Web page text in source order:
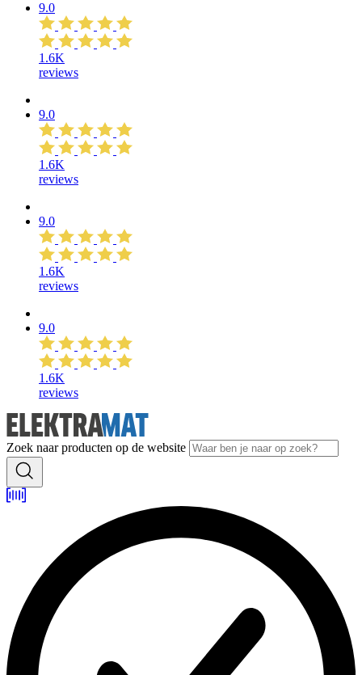
9.0
1.6K
reviews
9.0
1.6K
reviews
9.0
1.6K
reviews
9.0
1.6K
reviews
Zoek naar producten op de website